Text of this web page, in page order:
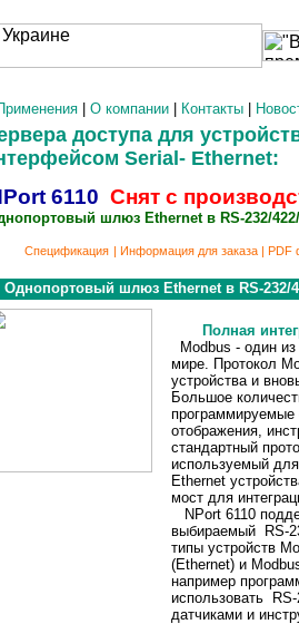
О компании Контакты
доступа для
Serial- Ethernet:
6110 Снят с
шлюз Ethernet в RS-232/
Спецификация | Информация для заказа | PDF
Однопортовый шлюз Ethernet в RS-232/
Полная
Modbus - один
мире. Протокол
устройства и
Большое
программируемые
отображения,
стандартный
используемый
Ethernet
мост для
NPort 6110
выбираемый RS-
типы устройств
(Ethernet) и
например
использовать
датчиками и